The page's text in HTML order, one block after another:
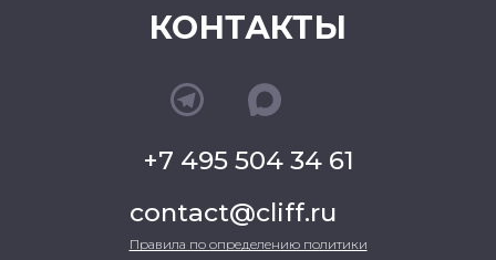
КОНТАКТЫ
+7 495 504 34 61
contact@cliff.ru
Правила по определению политики